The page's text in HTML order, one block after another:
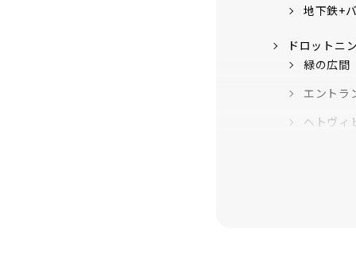
地下鉄+
ドロットニ
緑の広間
エントラ
ヘトヴィ